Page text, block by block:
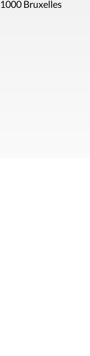
1000 Bruxelles